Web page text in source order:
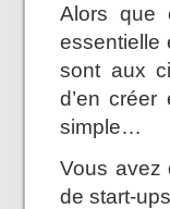
Alors que
essentielle
sont aux
d’en
simple…
Vous avez
de start-